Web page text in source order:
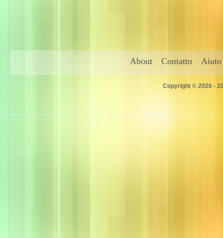
About Contatto Aiuto
Copyright © 2026 -